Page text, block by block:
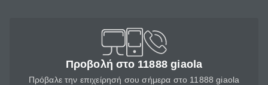
Προβολή στο 11888 giaola
Πρόβαλε την επιχείρησή σου σήμερα στο 11888 giaola